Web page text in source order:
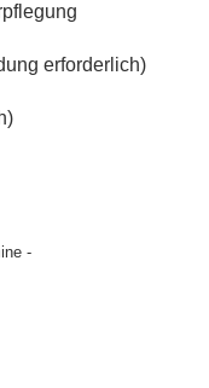
erforderlich)
-